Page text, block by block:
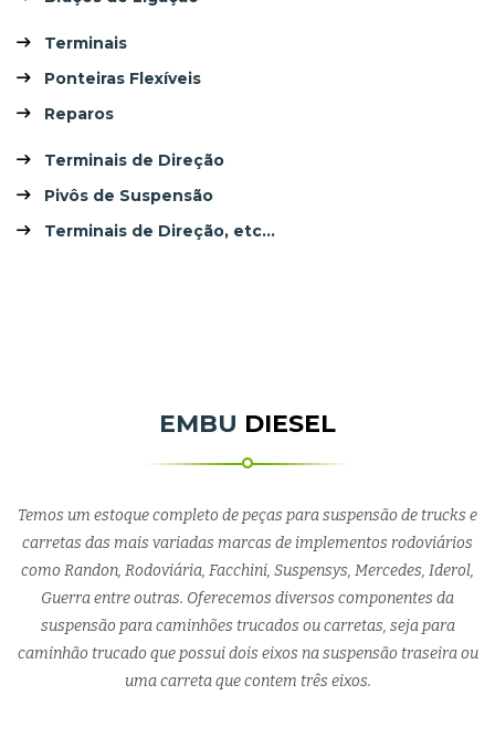
Terminais
Ponteiras Flexíveis
Reparos
Terminais de Direção
Pivôs de Suspensão
Terminais de Direção, etc...
EMBU DIESEL
Temos um estoque completo de peças para suspensão de trucks e
carretas das mais variadas marcas de implementos rodoviários
como Randon, Rodoviária, Facchini, Suspensys, Mercedes, Iderol,
Guerra entre outras. Oferecemos diversos componentes da
suspensão para caminhões trucados ou carretas, seja para
caminhão trucado que possui dois eixos na suspensão traseira ou
uma carreta que contem três eixos.